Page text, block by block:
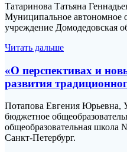
Татаринова Татьяна
Муниципальное автономное
учреждение Домодедовская
Читать дальше
«О перспективах и
развития
Потапова Евгения Юрьевна,
бюджетное
общеобразовательная школа
Санкт-Петербург.